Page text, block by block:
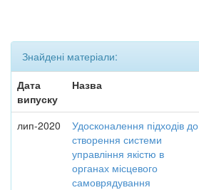
Знайдені матеріали:
Дата
випуску
Назва
лип-2020
Удосконалення підходів до
створення системи
управління якістю в
органах місцевого
самоврядування